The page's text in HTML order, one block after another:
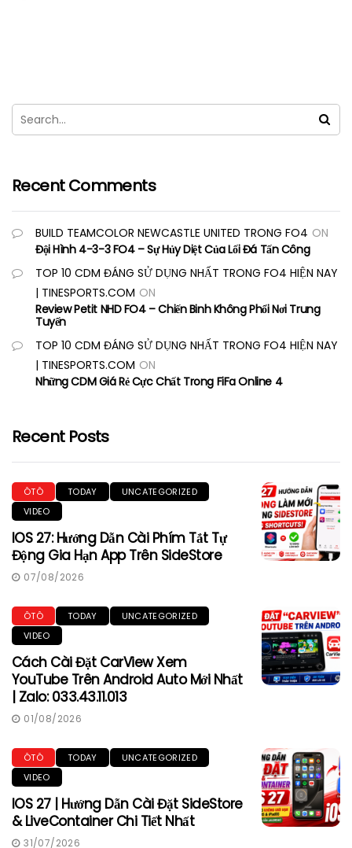
Recent Comments
BUILD TEAMCOLOR NEWCASTLE UNITED TRONG FO4 ON
Đội Hình 4-3-3 FO4 – Sự Hủy Diệt Của Lối Đá Tấn Công
TOP 10 CDM ĐÁNG SỬ DỤNG NHẤT TRONG FO4 HIỆN NAY
| TINESPORTS.COM ON
Review Petit NHD FO4 – Chiến Binh Không Phổi Nơi Trung
Tuyến
TOP 10 CDM ĐÁNG SỬ DỤNG NHẤT TRONG FO4 HIỆN NAY
| TINESPORTS.COM ON
Những CDM Giá Rẻ Cực Chất Trong FiFa Online 4
Recent Posts
ÔTÔ TODAY
UNCATEGORIZED
VIDEO
IOS 27: Hướng Dẫn Cài Phím Tắt Tự
Động Gia Hạn App Trên SideStore
07/08/2026
ÔTÔ TODAY
UNCATEGORIZED
VIDEO
Cách Cài Đặt CarView Xem
YouTube Trên Android Auto Mới Nhất
| Zalo: 033.43.11.013
01/08/2026
ÔTÔ TODAY
UNCATEGORIZED
VIDEO
IOS 27 | Hướng Dẫn Cài Đặt SideStore
& LiveContainer Chi Tiết Nhất
31/07/2026